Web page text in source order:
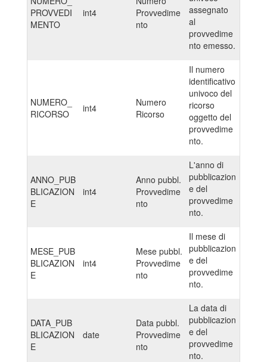
PROVVEDI
MENTO
int4
Provvedime
nto
assegnato
al
provvedime
nto emesso.
NUMERO_
RICORSO
int4
Numero
Ricorso
Il numero
identificativo
univoco del
ricorso
oggetto del
provvedime
nto.
ANNO_PUB
BLICAZION
E
int4
Anno pubbl.
Provvedime
nto
L'anno di
pubblicazion
e del
provvedime
nto.
MESE_PUB
BLICAZION
E
int4
Mese pubbl.
Provvedime
nto
Il mese di
pubblicazion
e del
provvedime
nto.
DATA_PUB
BLICAZION
E
date
Data pubbl.
Provvedime
nto
La data di
pubblicazion
e del
provvedime
nto.